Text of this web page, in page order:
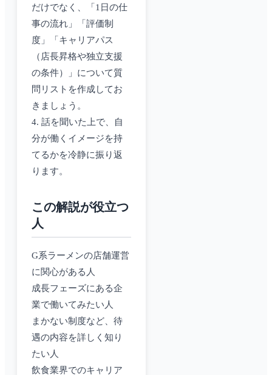
だけでなく、「1日の仕
事の流れ」「評価制
度」「キャリアパス
（店長昇格や独立支援
の条件）」について質
問リストを作成してお
きましょう。
4. 話を聞いた上で、自
分が働くイメージを持
てるかを冷静に振り返
ります。
この解説が役立つ
人
G系ラーメンの店舗運営
に関心がある人
成長フェーズにある企
業で働いてみたい人
まかない制度など、待
遇の内容を詳しく知り
たい人
飲食業界でのキャリア